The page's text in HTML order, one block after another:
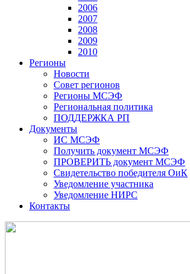
2006
2007
2008
2009
2010
Регионы
Новости
Совет регионов
Регионы МСЭФ
Региональная политика
ПОДДЕРЖКА РП
Документы
ИС МСЭФ
Получить документ МСЭФ
ПРОВЕРИТЬ документ МСЭФ
Свидетельство победителя ОиК
Уведомление участника
Уведомление НИРС
Контакты